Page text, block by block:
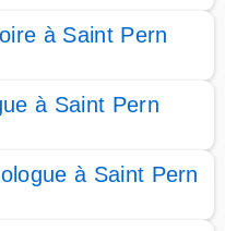
à Saint Pern
à Saint Pern
à Saint Pern